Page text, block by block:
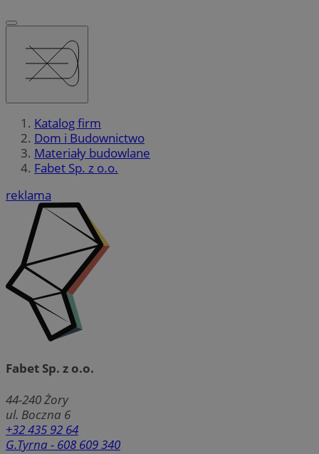
Katalog firm
Dom i Budownictwo
Materiały budowlane
Fabet Sp. z o.o.
reklama
Fabet Sp. z o.o.
44-240Żory
ul. Boczna 6
+32 435 92 64
G.Tyrna - 608 609 340